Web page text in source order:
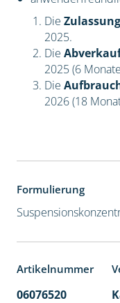
Die Zulassung
2025.
Die
2025 (6
Die
2026 (18
Formulierung
Artikelnummer
06076520